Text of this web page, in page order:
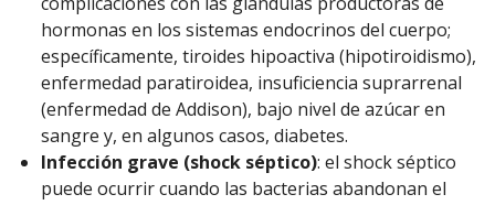
hormonas en los sistemas endocrinos del cuerpo;
específicamente, tiroides hipoactiva (hipotiroidismo),
enfermedad paratiroidea, insuficiencia suprarrenal
(enfermedad de Addison), bajo nivel de azúcar en
sangre y, en algunos casos, diabetes.
Infección grave (shock séptico): el shock séptico
puede ocurrir cuando las bacterias abandonan el